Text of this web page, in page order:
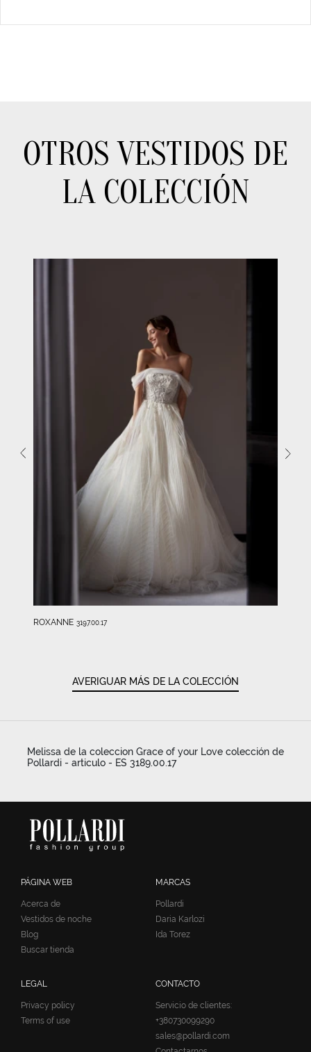
OTROS VESTIDOS DE
LA COLECCIÓN
ROXANNE 3197.00.17
AVERIGUAR MÁS DE LA COLECCIÓN
Melissa de la coleccion Grace of your Love colección de
Pollardi - articulo - ES 3189.00.17
PÁGINA WEB
Acerca de
Vestidos de noche
Blog
Buscar tienda
MARCAS
Pollardi
Daria Karlozi
Ida Torez
LEGAL
Privacy policy
Terms of use
CONTACTO
Servicio de clientes:
+380730099290
sales@pollardi.com